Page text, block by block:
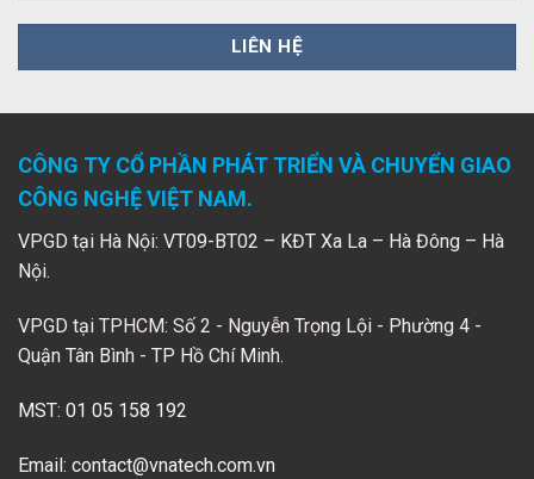
CÔNG TY CỔ PHẦN PHÁT TRIỂN VÀ CHUYỂN GIAO
CÔNG NGHỆ VIỆT NAM.
VPGD tại Hà Nội: VT09-BT02 – KĐT Xa La – Hà Đông – Hà
Nội.
VPGD tại TPHCM: Số 2 - Nguyễn Trọng Lội - Phường 4 -
Quận Tân Bình - TP Hồ Chí Minh.
MST: 01 05 158 192
Email: contact@vnatech.com.vn